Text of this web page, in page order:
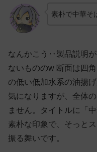
素朴で中華そ
なんかこう‥製品説明
ないもののw 断面は四
の低い低加水系の油揚
気になりますが、全体
ません。タイトルに「
素朴な印象で、そっと
振る舞いです。